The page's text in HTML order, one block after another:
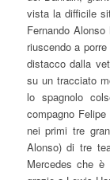
vista la difficile
Fernando
riuscendo a
distacco dalla
su un tracciato
lo spagnolo
compagno
nei primi tre
Alonso) di tre
Mercedes che è